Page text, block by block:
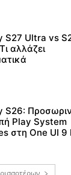
S27 Ultra vs
αλλάζει
S26:
Play System
στη One UI 9